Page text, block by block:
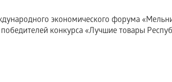
экономического форума
конкурса «Лучшие товары